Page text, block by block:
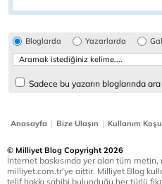
Bloglarda Yazarlarda
Sadece bu yazarın bloglarında ara
Anasayfa | Bize Ulaşın | Kullanım
© Milliyet Blog Copyright 2026
İnternet baskısında yer alan tüm metin,
milliyet.com.tr'ye aittir. Milliyet Blog
telif hakkı sahibi bulunduğu her türlü